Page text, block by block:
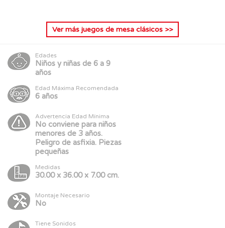
Ver más juegos de mesa clásicos >>
Edades
Niños y niñas de 6 a 9
años
Edad Máxima Recomendada
6 años
Advertencia Edad Mínima
No conviene para niños
menores de 3 años.
Peligro de asfixia. Piezas
pequeñas
Medidas
30.00 x 36.00 x 7.00 cm.
Montaje Necesario
No
Tiene Sonidos